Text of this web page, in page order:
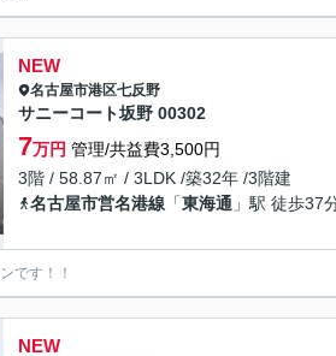
NEW
名古屋市港区七反野
サニーコート坂野 00302
7万円 管理/共益費3,500円
3階 / 58.87㎡ / 3LDK /築32年 /3階建
名古屋市営名港線 「東海通 」駅 徒歩37
です！！
NEW